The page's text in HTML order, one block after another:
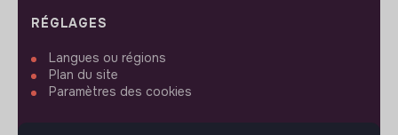
RÉGLAGES
Langues ou régions
Plan du site
Paramètres des cookies